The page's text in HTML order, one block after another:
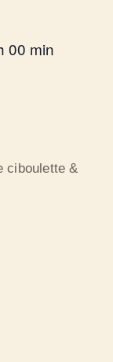
00 min
ciboulette &